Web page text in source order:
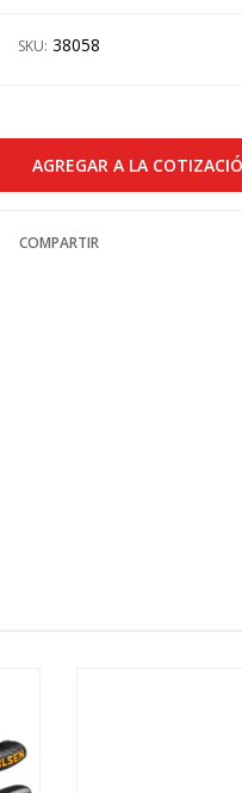
SKU: 38058
COMPARTIR